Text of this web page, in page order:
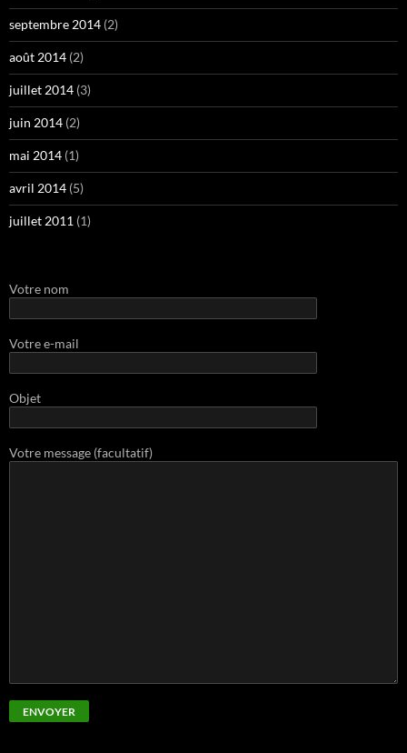
septembre 2014 (2)
août 2014 (2)
juillet 2014 (3)
juin 2014 (2)
mai 2014 (1)
avril 2014 (5)
juillet 2011 (1)
Votre nom
Votre e-mail
Objet
Votre message (facultatif)